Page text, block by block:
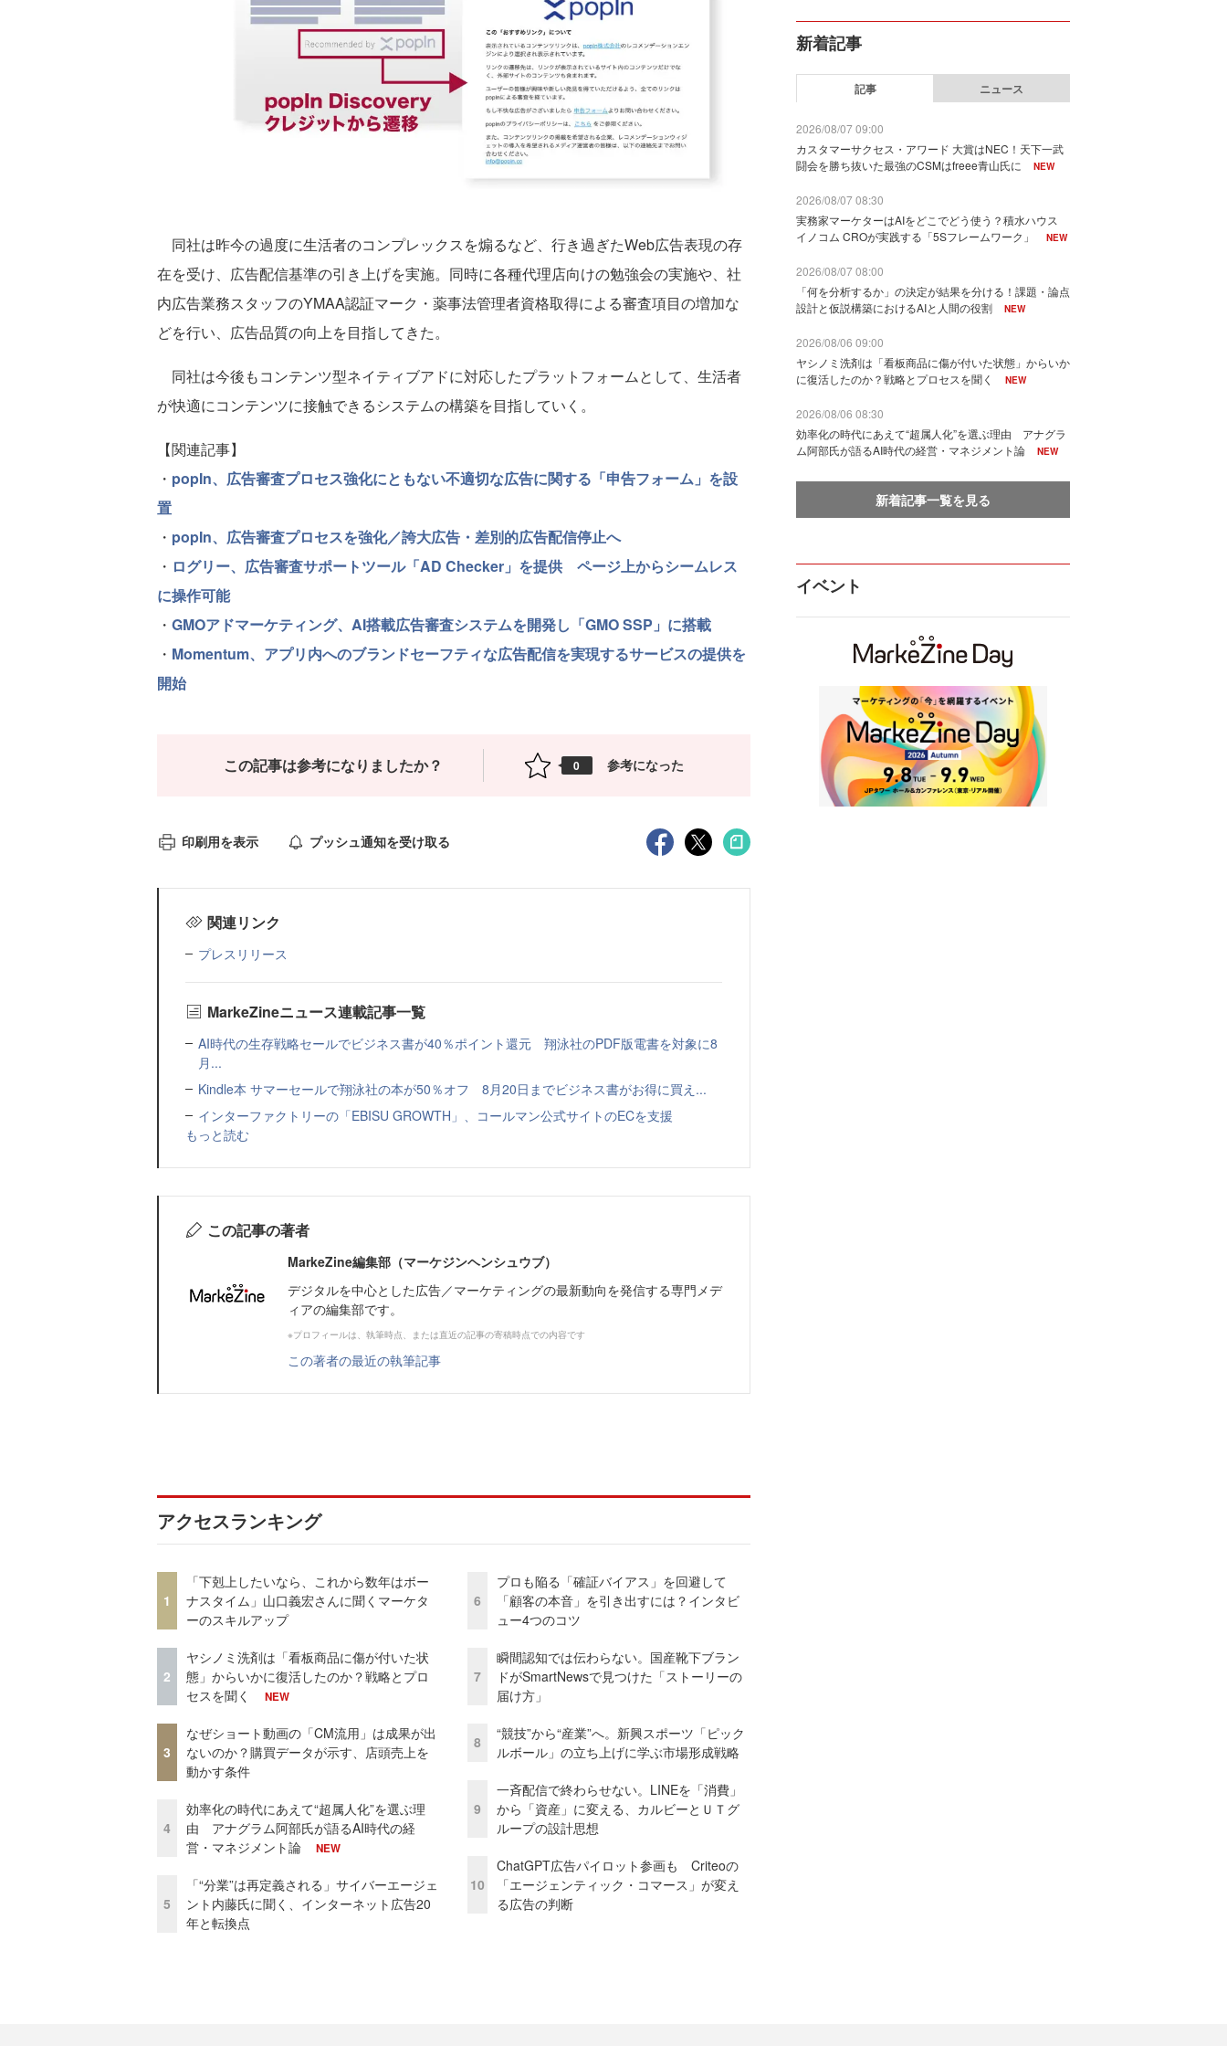
同社は昨今の過度に生活者のコンプレックスを煽るなど、行き過ぎたWeb広告表現の存
在を受け、広告配信基準の引き上げを実施。同時に各種代理店向けの勉強会の実施や、社
内広告業務スタッフのYMAA認証マーク・薬事法管理者資格取得による審査項目の増加な
どを行い、広告品質の向上を目指してきた。
同社は今後もコンテンツ型ネイティブアドに対応したプラットフォームとして、生活者
が快適にコンテンツに接触できるシステムの構築を目指していく。
【関連記事】
・ popIn、広告審査プロセス強化にともない不適切な広告に関する「申告フォーム」を設
置
・ popIn、広告審査プロセスを強化／誇大広告・差別的広告配信停止へ
・ ログリー、広告審査サポートツール「AD Checker」を提供 ページ上からシームレス
に操作可能
・ GMOアドマーケティング、AI搭載広告審査システムを開発し「GMO SSP」に搭載
・ Momentum、アプリ内へのブランドセーフティな広告配信を実現するサービスの提供を
開始
この記事は参考になりましたか？ 0 参考になった
印刷用を表示 プッシュ通知を受け取る
関連リンク
プレスリリース
MarkeZineニュース連載記事一覧
AI時代の生存戦略セールでビジネス書が40％ポイント還元 翔泳社のPDF版電書を対象に8
月...
Kindle本 サマーセールで翔泳社の本が50％オフ 8月20日までビジネス書がお得に買え...
インターファクトリーの「EBISU GROWTH」、コールマン公式サイトのECを支援
もっと読む
この記事の著者
MarkeZine編集部（マーケジンヘンシュウブ）
デジタルを中心とした広告／マーケティングの最新動向を発信する専門メデ
ィアの編集部です。
※プロフィールは、執筆時点、または直近の記事の寄稿時点での内容です
この著者の最近の執筆記事
アクセスランキング
1
「下剋上したいなら、これから数年はボー
ナスタイム」山口義宏さんに聞くマーケタ
ーのスキルアップ
2
ヤシノミ洗剤は「看板商品に傷が付いた状
態」からいかに復活したのか？戦略とプロ
セスを聞く
NEW
3
なぜショート動画の「CM流用」は成果が出
ないのか？購買データが示す、店頭売上を
動かす条件
4
効率化の時代にあえて“超属人化”を選ぶ理
由 アナグラム阿部氏が語るAI時代の経
営・マネジメント論
NEW
5
「“分業”は再定義される」サイバーエージェ
ント内藤氏に聞く、インターネット広告20
年と転換点
6
プロも陥る「確証バイアス」を回避して
「顧客の本音」を引き出すには？インタビ
ュー4つのコツ
7
瞬間認知では伝わらない。国産靴下ブラン
ドがSmartNewsで見つけた「ストーリーの
届け方」
8
“競技”から“産業”へ。新興スポーツ「ピック
ルボール」の立ち上げに学ぶ市場形成戦略
9
一斉配信で終わらせない。LINEを「消費」
から「資産」に変える、カルビーとＵＴグ
ループの設計思想
10
ChatGPT広告パイロット参画も Criteoの
「エージェンティック・コマース」が変え
る広告の判断
新着記事
記事 ニュース
2026/08/07 09:00
カスタマーサクセス・アワード 大賞はNEC！天下一武
闘会を勝ち抜いた最強のCSMはfreee青山氏に
NEW
2026/08/07 08:30
実務家マーケターはAIをどこでどう使う？積水ハウス
イノコム CROが実践する「5Sフレームワーク」
NEW
2026/08/07 08:00
「何を分析するか」の決定が結果を分ける！課題・論点
設計と仮説構築におけるAIと人間の役割
NEW
2026/08/06 09:00
ヤシノミ洗剤は「看板商品に傷が付いた状態」からいか
に復活したのか？戦略とプロセスを聞く
NEW
2026/08/06 08:30
効率化の時代にあえて“超属人化”を選ぶ理由 アナグラ
ム阿部氏が語るAI時代の経営・マネジメント論
NEW
新着記事一覧を見る
イベント